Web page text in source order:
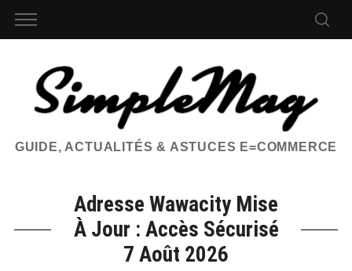
GUIDE, ACTUALITÉS & ASTUCES E=COMMERCE
Adresse Wawacity Mise
À Jour : Accès Sécurisé
7 Août 2026